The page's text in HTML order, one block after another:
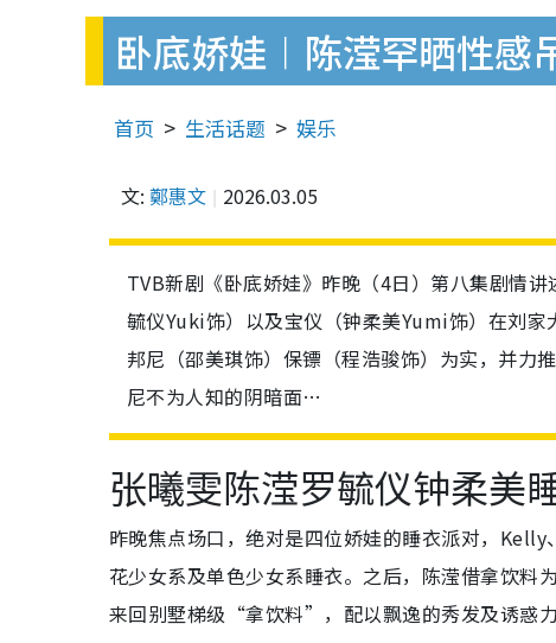
卧底娇娃︱陈滢罕晒性
首页 生活话题 娱乐
文: 鄭惠文 2026.03.05
TVB新剧《卧底娇娃》昨晚（4日）第八集剧情
毓仪Yuki饰）以及宝仪（钟柔美Yumi饰）在刘
邦尼（邵美琪饰）保镖（程浩骏饰）为实，并
尼不为人知的阴暗面…
张曦雯陈滢罗毓仪钟柔美
昨晚焦点场口，绝对是四位娇娃的睡衣派对，
花少女系及单色少女系睡衣。之后，陈滢借拿饮
来回别墅梯级“拿饮料”，配以飘逸的秀发及诱惑